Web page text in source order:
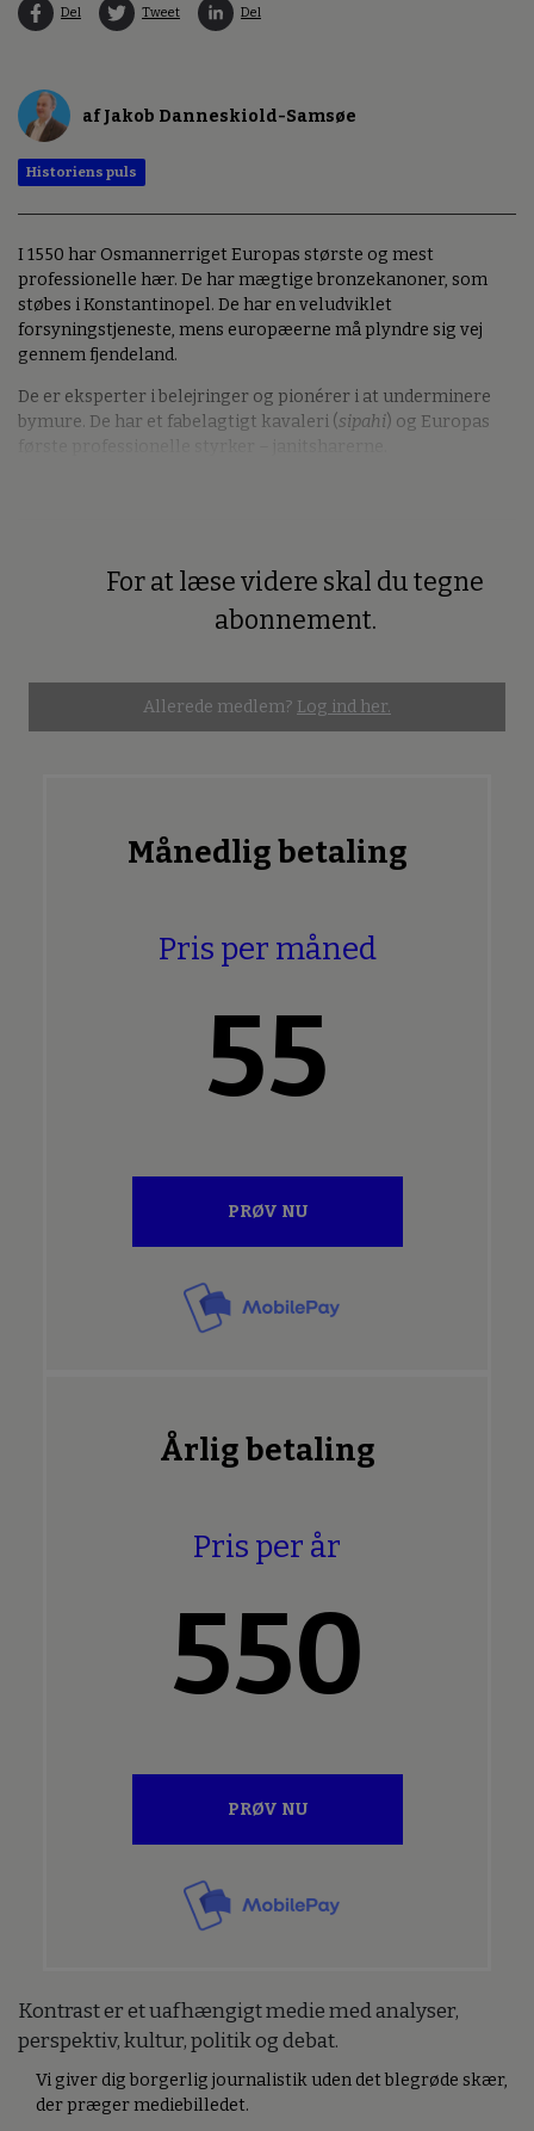
Del Tweet Del
af Jakob Danneskiold-Samsøe
Historiens puls
I 1550 har Osmannerriget Europas største og mest
professionelle hær. De har mægtige bronzekanoner, som
støbes i Konstantinopel. De har en veludviklet
forsyningstjeneste, mens europæerne må plyndre sig vej
gennem fjendeland.
De er eksperter i belejringer og pionérer i at underminere
bymure. De har et fabelagtigt kavaleri (sipahi) og Europas
For at læse videre skal du tegne
abonnement.
Allerede medlem? Log ind her.
Månedlig betaling
Pris per måned
55
PRØV NU
Årlig betaling
Pris per år
550
PRØV NU
Kontrast er et uafhængigt medie med analyser,
perspektiv, kultur, politik og debat.
Vi giver dig borgerlig journalistik uden det blegrøde skær,
der præger mediebilledet.